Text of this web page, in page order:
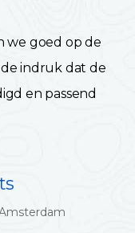
we goed op de
indruk dat de
en passend